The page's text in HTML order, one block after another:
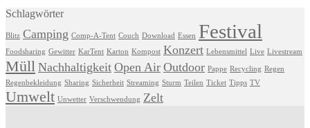
Schlagwörter
Blitz Camping Comp-A-Tent Couch Download Essen Festival
Foodsharing Gewitter KarTent Karton Kompost Konzert Lebensmittel Live Livestream
Müll Nachhaltigkeit Open Air Outdoor Pappe Recycling Regen
Regenbekleidung Sharing Sicherheit Streaming Sturm Teilen Ticket Tipps TV
Umwelt Unwetter Verschwendung Zelt